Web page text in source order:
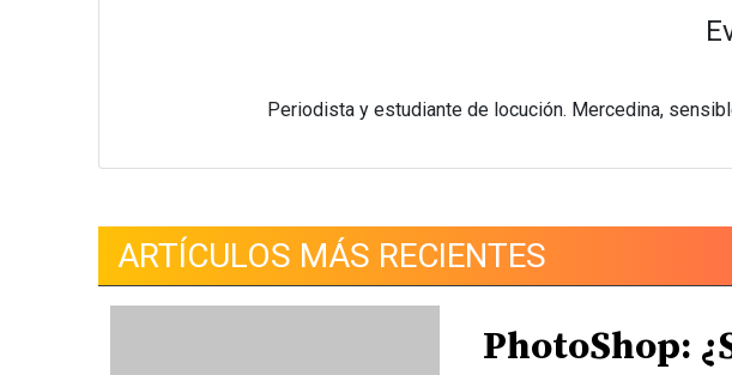
Periodista y estudiante de locución. Mercedina,
ARTÍCULOS MÁS RECIENTES
PhotoShop: